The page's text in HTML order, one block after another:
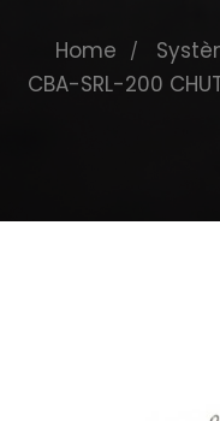
Home
CBA-SRL-200